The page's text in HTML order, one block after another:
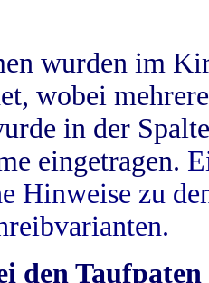
wurden im
wobei
in der
eingetragen.
Hinweise zu
den Taufpaten